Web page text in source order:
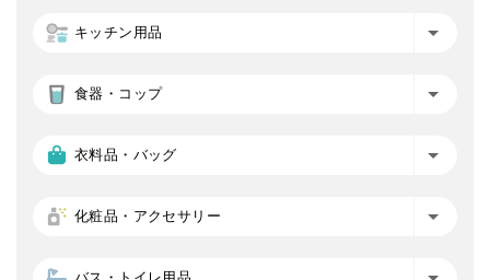
キッチン用品
食器・コップ
衣料品・バッグ
化粧品・アクセサリー